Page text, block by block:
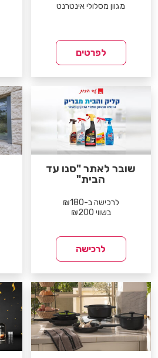
מגוון מסלולי אינטרנט
לפרטים
שובר לאתר "סנו עד
הבית"
לרכישה ב-₪180
בשווי ₪200
לרכישה